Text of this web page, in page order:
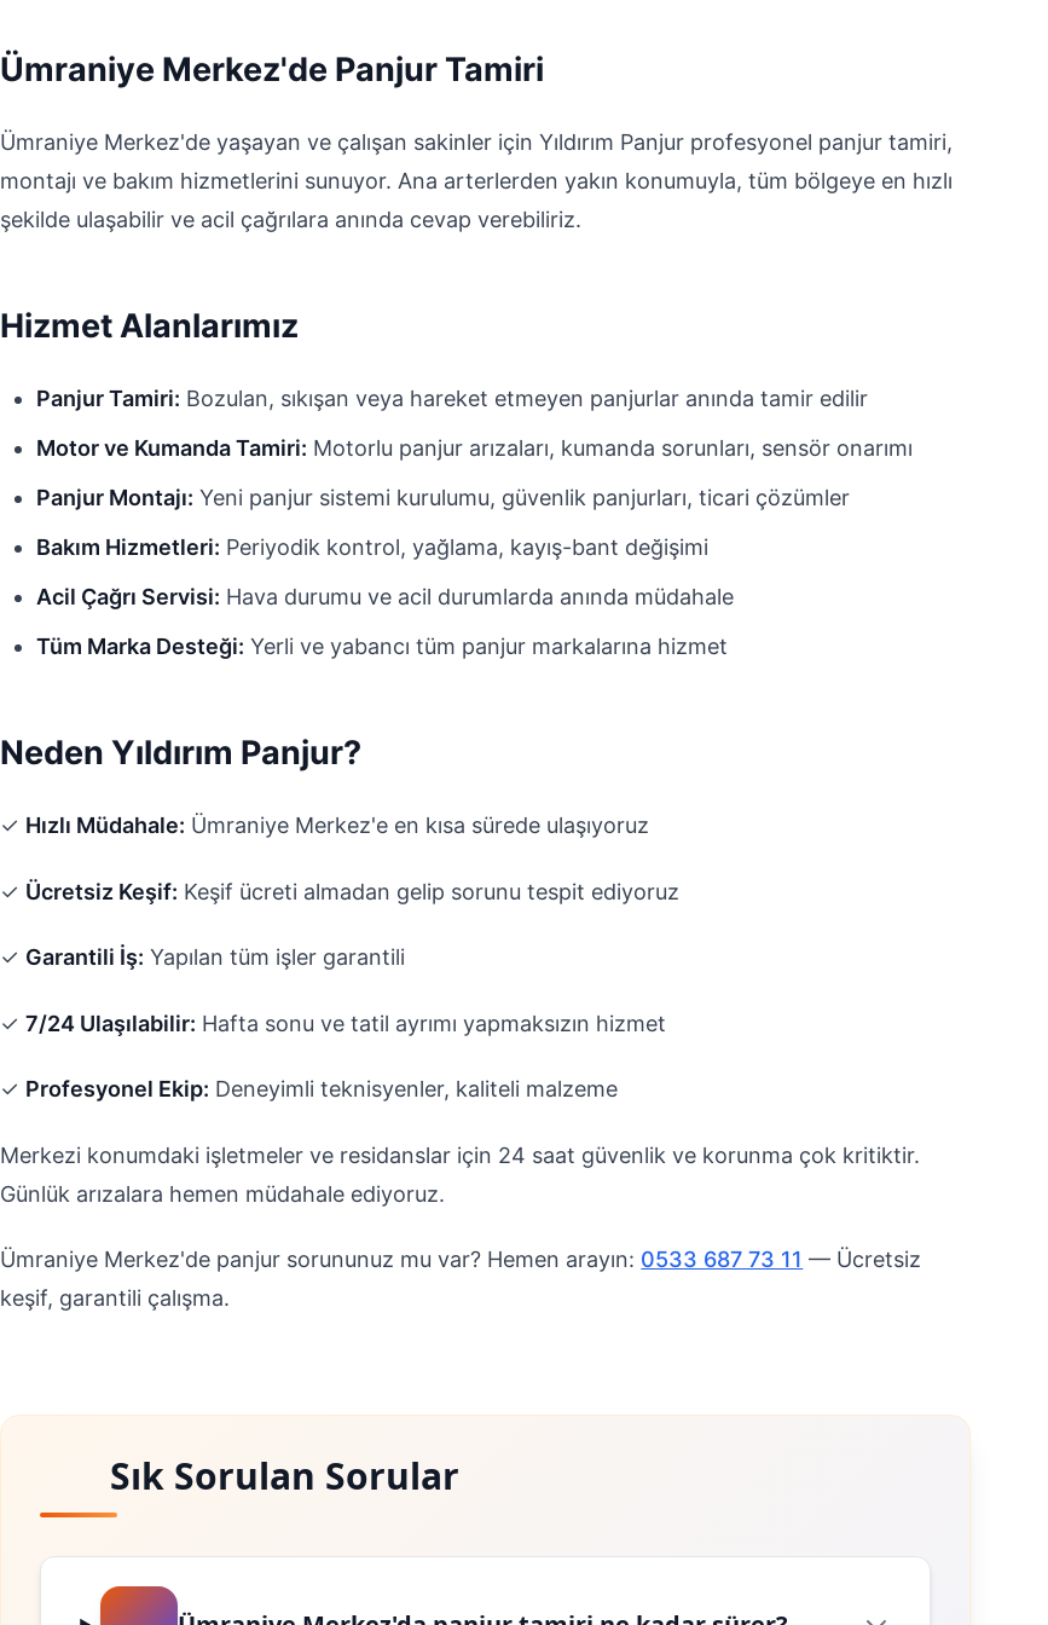
Ümraniye Merkez'de Panjur Tamiri
Ümraniye Merkez'de yaşayan ve çalışan sakinler için Yıldırım Panjur profesyonel panjur tamiri,
montajı ve bakım hizmetlerini sunuyor. Ana arterlerden yakın konumuyla, tüm bölgeye en hızlı
şekilde ulaşabilir ve acil çağrılara anında cevap verebiliriz.
Hizmet Alanlarımız
Panjur Tamiri: Bozulan, sıkışan veya hareket etmeyen panjurlar anında tamir edilir
Motor ve Kumanda Tamiri: Motorlu panjur arızaları, kumanda sorunları, sensör onarımı
Panjur Montajı: Yeni panjur sistemi kurulumu, güvenlik panjurları, ticari çözümler
Bakım Hizmetleri: Periyodik kontrol, yağlama, kayış-bant değişimi
Acil Çağrı Servisi: Hava durumu ve acil durumlarda anında müdahale
Tüm Marka Desteği: Yerli ve yabancı tüm panjur markalarına hizmet
Neden Yıldırım Panjur?
✓ Hızlı Müdahale: Ümraniye Merkez'e en kısa sürede ulaşıyoruz
✓ Ücretsiz Keşif: Keşif ücreti almadan gelip sorunu tespit ediyoruz
✓ Garantili İş: Yapılan tüm işler garantili
✓7/24 Ulaşılabilir: Hafta sonu ve tatil ayrımı yapmaksızın hizmet
✓ Profesyonel Ekip: Deneyimli teknisyenler, kaliteli malzeme
Merkezi konumdaki işletmeler ve residanslar için 24 saat güvenlik ve korunma çok kritiktir.
Günlük arızalara hemen müdahale ediyoruz.
Ümraniye Merkez'de panjur sorununuz mu var? Hemen arayın: 0533 687 73 11 — Ücretsiz
keşif, garantili çalışma.
Sık Sorulan Sorular